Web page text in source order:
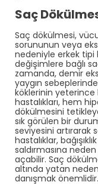
Saç
Saç dökülmesi,
sorununun veya
nedeniyle erkek tipi
değişimlere bağlı
zamanda, demir
yaygın
köklerinin
hastalıkları, hem
dökülmesini
sık görülen bir
seviyesini artırarak
hastalıklar,
saldırmasına
açabilir. Saç
altında yatan
danışmak önemlidir.